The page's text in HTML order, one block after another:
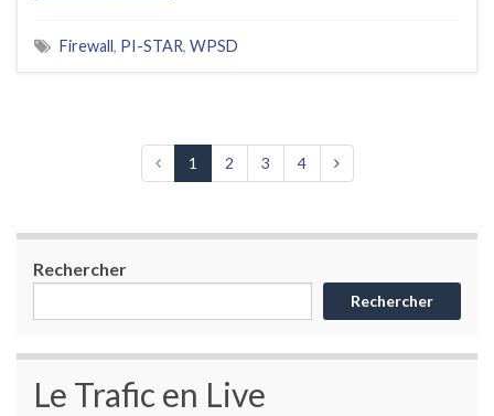
Firewall, PI-STAR, WPSD
1 2 3 4
Rechercher
Rechercher
Le Trafic en Live